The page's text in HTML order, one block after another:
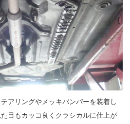
アリングやメッキバンパーを装着し
目もカッコ良くクラシカルに仕上が